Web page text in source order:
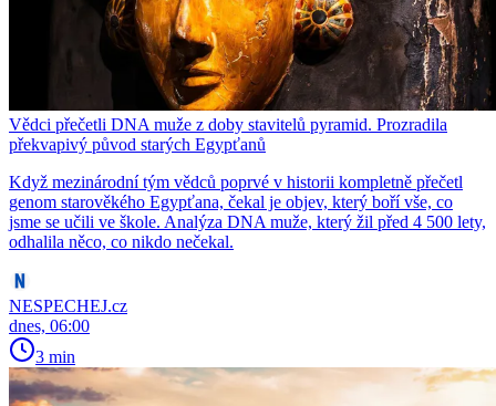
Vědci přečetli DNA muže z doby stavitelů pyramid. Prozradila
překvapivý původ starých Egypťanů
Když mezinárodní tým vědců poprvé v historii kompletně přečetl
genom starověkého Egypťana, čekal je objev, který boří vše, co
jsme se učili ve škole. Analýza DNA muže, který žil před 4 500 lety,
odhalila něco, co nikdo nečekal.
NESPECHEJ.cz
dnes, 06:00
3 min